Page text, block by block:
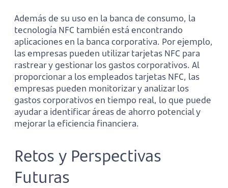
Además de su uso en la banca de consumo, la
tecnología NFC también está encontrando
aplicaciones en la banca corporativa. Por ejemplo,
las empresas pueden utilizar tarjetas NFC para
rastrear y gestionar los gastos corporativos. Al
proporcionar a los empleados tarjetas NFC, las
empresas pueden monitorizar y analizar los
gastos corporativos en tiempo real, lo que puede
ayudar a identificar áreas de ahorro potencial y
mejorar la eficiencia financiera.
Retos y Perspectivas
Futuras